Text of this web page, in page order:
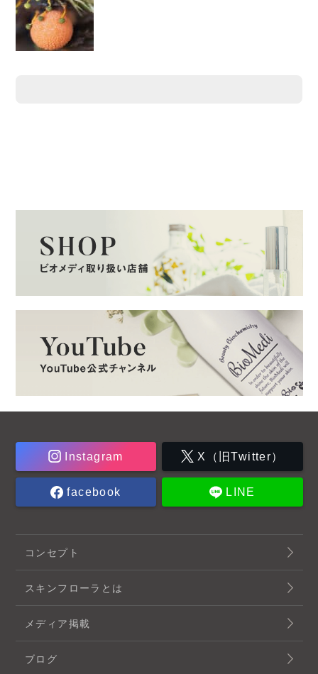
Instagram X（旧Twitter）
facebook LINE
コンセプト
スキンフローラとは
メディア掲載
ブログ